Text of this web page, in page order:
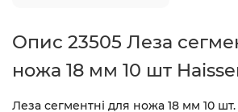
Опис 23505 Леза
ножа 18 мм 10 шт
Леза сегментні для ножа 18 мм 10 шт.